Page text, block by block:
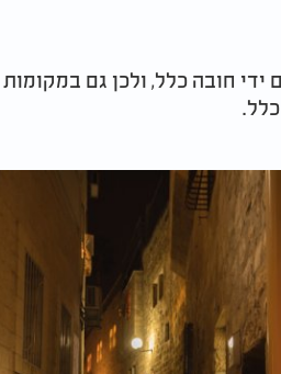
חובה כלל, ולכן גם